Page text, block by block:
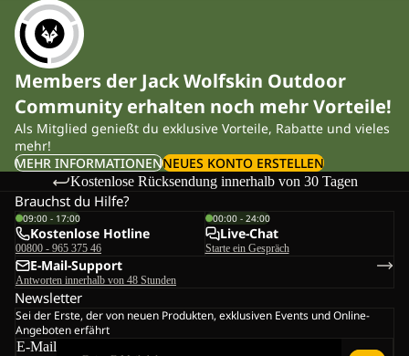
Members der Jack Wolfskin Outdoor
Community erhalten noch mehr Vorteile!
Als Mitglied genießt du exklusive Vorteile, Rabatte und vieles
mehr!
MEHR INFORMATIONENNEUES KONTO ERSTELLEN
Kostenlose Rücksendung innerhalb von 30 Tagen
Brauchst du Hilfe?
09:00 - 17:00
Kostenlose Hotline
00800 - 965 375 46
00:00 - 24:00
Live-Chat
Starte ein Gespräch
E-Mail-Support
Antworten innerhalb von 48 Stunden
Newsletter
Sei der Erste, der von neuen Produkten, exklusiven Events und Online-
Angeboten erfährt
E-Mail